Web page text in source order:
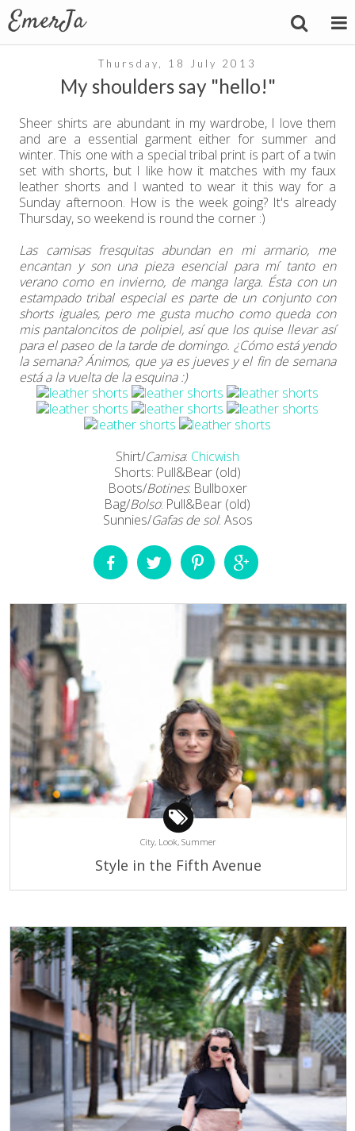
Thursday, 18 July 2013
My shoulders say "hello!"
Sheer shirts are abundant in my wardrobe, I love them
and are a essential garment either for summer and
winter. This one with a special tribal print is part of a twin
set with shorts, but I like how it matches with my faux
leather shorts and I wanted to wear it this way for a
Sunday afternoon. How is the week going? It's already
Thursday, so weekend is round the corner :)
Las camisas fresquitas abundan en mi armario, me
encantan y son una pieza esencial para mí tanto en
verano como en invierno, de manga larga. Ésta con un
estampado tribal especial es parte de un conjunto con
shorts iguales, pero me gusta mucho como queda con
mis pantaloncitos de polipiel, así que los quise llevar así
para el paseo de la tarde de domingo. ¿Cómo está yendo
la semana? Ánimos, que ya es jueves y el fin de semana
está a la vuelta de la esquina :)
Shirt/Camisa: Chicwish
Shorts: Pull&Bear (old)
Boots/Botines: Bullboxer
Bag/Bolso: Pull&Bear (old)
Sunnies/Gafas de sol: Asos
City, Look, Summer
Style in the Fifth Avenue